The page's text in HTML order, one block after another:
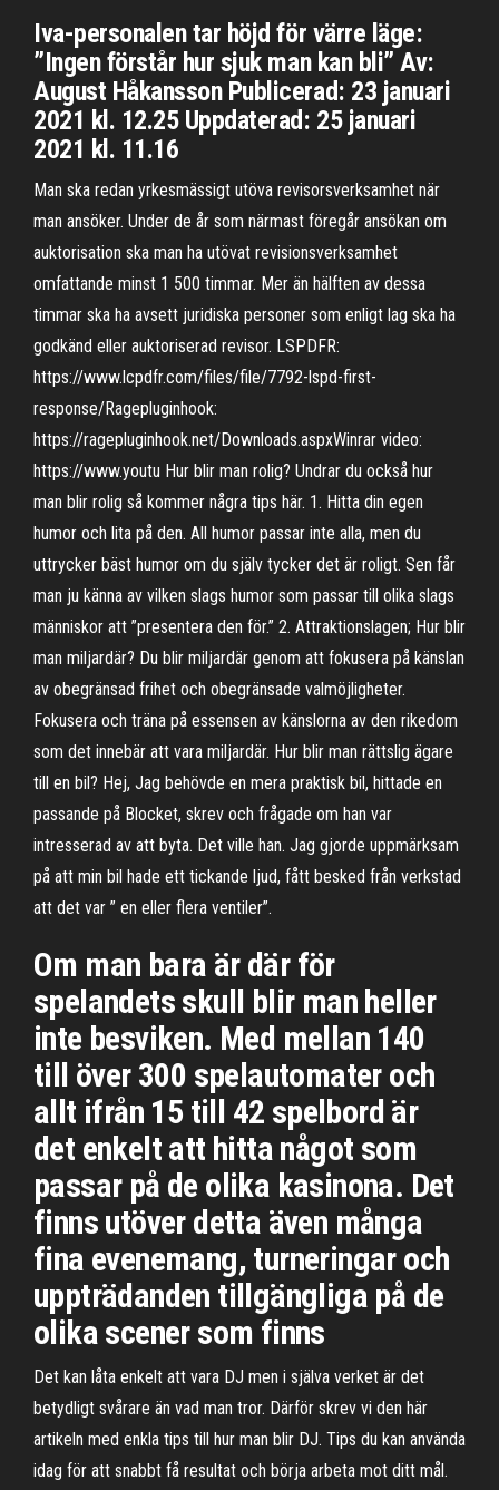
Iva-personalen tar höjd för värre läge:
”Ingen förstår hur sjuk man kan bli” Av:
August Håkansson Publicerad: 23 januari
2021 kl. 12.25 Uppdaterad: 25 januari
2021 kl. 11.16
Man ska redan yrkesmässigt utöva revisorsverksamhet när
man ansöker. Under de år som närmast föregår ansökan om
auktorisation ska man ha utövat revisionsverksamhet
omfattande minst 1 500 timmar. Mer än hälften av dessa
timmar ska ha avsett juridiska personer som enligt lag ska ha
godkänd eller auktoriserad revisor. LSPDFR:
https://www.lcpdfr.com/files/file/7792-lspd-first-
response/Ragepluginhook:
https://ragepluginhook.net/Downloads.aspxWinrar video:
https://www.youtu Hur blir man rolig? Undrar du också hur
man blir rolig så kommer några tips här. 1. Hitta din egen
humor och lita på den. All humor passar inte alla, men du
uttrycker bäst humor om du själv tycker det är roligt. Sen får
man ju känna av vilken slags humor som passar till olika slags
människor att ”presentera den för.” 2. Attraktionslagen; Hur blir
man miljardär? Du blir miljardär genom att fokusera på känslan
av obegränsad frihet och obegränsade valmöjligheter.
Fokusera och träna på essensen av känslorna av den rikedom
som det innebär att vara miljardär. Hur blir man rättslig ägare
till en bil? Hej, Jag behövde en mera praktisk bil, hittade en
passande på Blocket, skrev och frågade om han var
intresserad av att byta. Det ville han. Jag gjorde uppmärksam
på att min bil hade ett tickande ljud, fått besked från verkstad
att det var ” en eller flera ventiler”.
Om man bara är där för
spelandets skull blir man heller
inte besviken. Med mellan 140
till över 300 spelautomater och
allt ifrån 15 till 42 spelbord är
det enkelt att hitta något som
passar på de olika kasinona. Det
finns utöver detta även många
fina evenemang, turneringar och
uppträdanden tillgängliga på de
olika scener som finns
Det kan låta enkelt att vara DJ men i själva verket är det
betydligt svårare än vad man tror. Därför skrev vi den här
artikeln med enkla tips till hur man blir DJ. Tips du kan använda
idag för att snabbt få resultat och börja arbeta mot ditt mål.